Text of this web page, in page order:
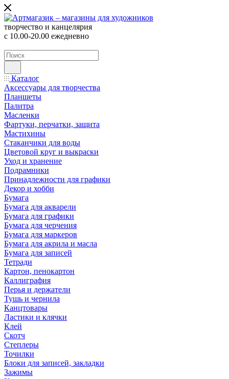
творчество и канцелярия
с 10.00-20.00 ежедневно
Каталог
Аксессуары для творчества
Планшеты
Палитра
Масленки
Фартуки, перчатки, защита
Мастихины
Стаканчики для воды
Цветовой круг и выкраски
Уход и хранение
Подрамники
Принадлежности для графики
Декор и хобби
Бумага
Бумага для акварели
Бумага для графики
Бумага для черчения
Бумага для маркеров
Бумага для акрила и масла
Бумага для записей
Тетради
Картон, пенокартон
Каллиграфия
Перья и держатели
Тушь и чернила
Канцтовары
Ластики и клячки
Клей
Скотч
Степлеры
Точилки
Блоки для записей, закладки
Зажимы